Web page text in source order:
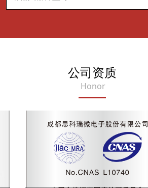
公司资质
Honor